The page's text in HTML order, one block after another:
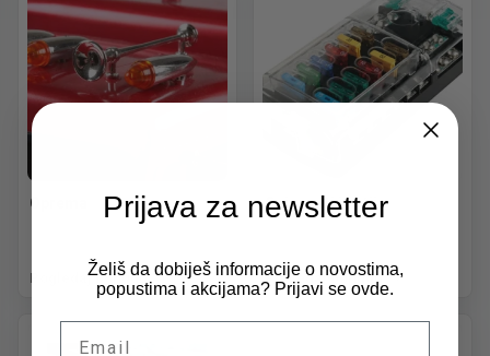
Oprema
Pogledaj ponudu
Osigurači i kutije
Pogledaj ponudu
Prijava za newsletter
Želiš da dobiješ informacije o novostima,
popustima i akcijama? Prijavi se ovde.